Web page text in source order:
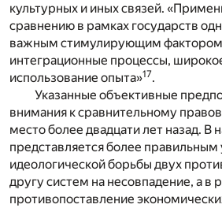
культурных и иных связей.
сравнению в рамках государств
важным стимулирующим фактором
интеграционные процессы,
использование опыта»17.
Указанные объективные
внимания к сравнительному
место более двадцати лет назад. В
представляется более правильным
идеологической борьбы двух
другу систем на несовпадение, а в
противопоставление